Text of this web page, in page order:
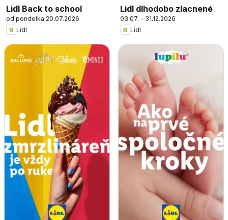
Lidl Back to school
od pondelka 20.07.2026
Lidl
Lidl dlhodobo zlacnené
03.07. - 31.12.2026
Lidl